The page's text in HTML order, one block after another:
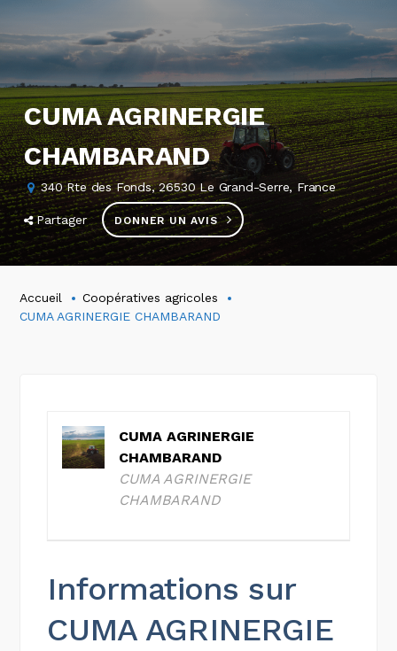
CUMA AGRINERGIE
CHAMBARAND
340 Rte des Fonds, 26530 Le Grand-Serre, France
Partager DONNER UN AVIS
Accueil
Coopératives agricoles
CUMA AGRINERGIE CHAMBARAND
CUMA AGRINERGIE
CHAMBARAND
CUMA AGRINERGIE
CHAMBARAND
Informations sur
CUMA AGRINERGIE